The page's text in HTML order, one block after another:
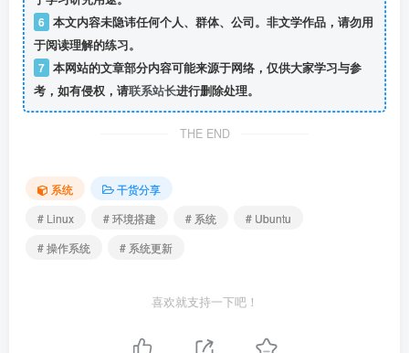
6 本文内容未隐讳任何个人、群体、公司。非文学作品，请勿用
于阅读理解的练习。
7 本网站的文章部分内容可能来源于网络，仅供大家学习与参
考，如有侵权，请联系站长进行删除处理。
THE END
系统
干货分享
# Linux
# 环境搭建 # 系统
# Ubuntu
# 操作系统
# 系统更新
喜欢就支持一下吧！